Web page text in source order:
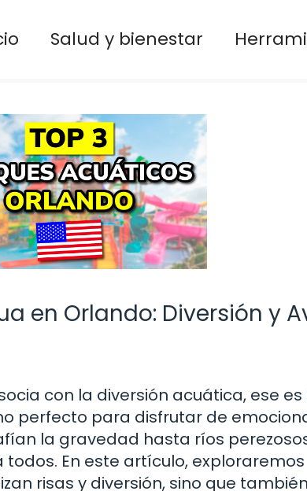
Salud y bienestar
en Orlando: Diversión y
con la diversión acuática, ese
perfecto para disfrutar de
la gravedad hasta ríos
En este artículo,
risas y diversión, sino que